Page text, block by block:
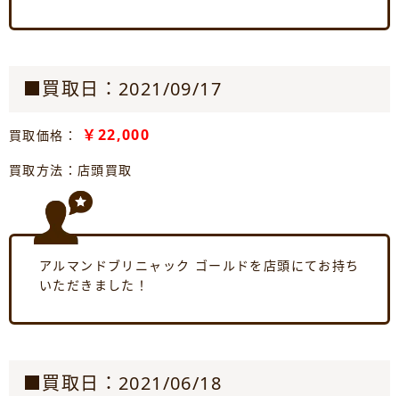
■買取日：2021/09/17
買取価格： ￥22,000
買取方法：店頭買取
アルマンドブリニャック ゴールドを店頭にてお持ち
いただきました！
■買取日：2021/06/18